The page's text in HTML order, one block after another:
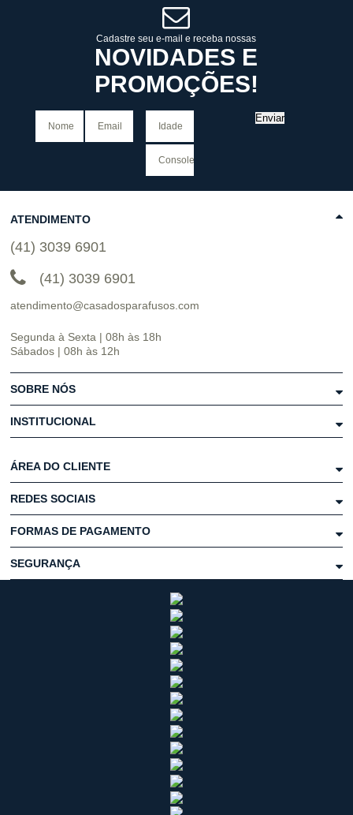
Cadastre seu e-mail e receba nossas
NOVIDADES E
PROMOÇÕES!
Enviar
ATENDIMENTO
(41) 3039 6901
(41) 3039 6901
atendimento@casadosparafusos.com
Segunda à Sexta | 08h às 18h
Sábados | 08h às 12h
SOBRE NÓS
INSTITUCIONAL
ÁREA DO CLIENTE
REDES SOCIAIS
FORMAS DE PAGAMENTO
SEGURANÇA